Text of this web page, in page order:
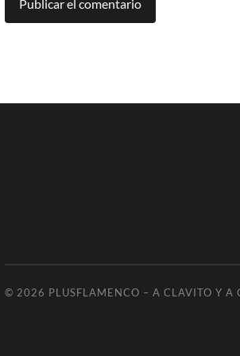
© 2026 PLUSFLAMENCO – A CLAVITO Y A